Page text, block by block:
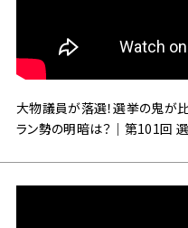
大物議員が落選！選挙の鬼が
ラン勢の明暗は？｜第101回